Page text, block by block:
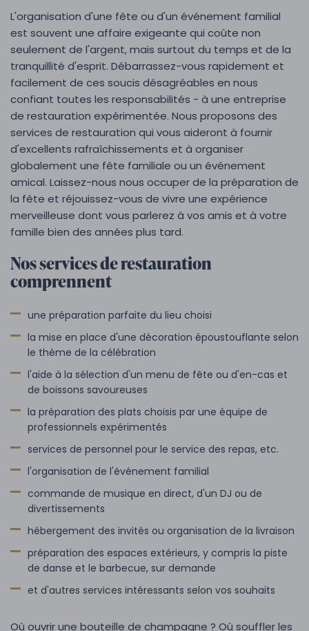
L'organisation d'une fête ou d'un événement familial
est souvent une affaire exigeante qui coûte non
seulement de l'argent, mais surtout du temps et de la
tranquillité d'esprit. Débarrassez-vous rapidement et
facilement de ces soucis désagréables en nous
confiant toutes les responsabilités - à une entreprise
de restauration expérimentée. Nous proposons des
services de restauration qui vous aideront à fournir
d'excellents rafraîchissements et à organiser
globalement une fête familiale ou un événement
amical. Laissez-nous nous occuper de la préparation de
la fête et réjouissez-vous de vivre une expérience
merveilleuse dont vous parlerez à vos amis et à votre
famille bien des années plus tard.
Nos services de restauration
comprennent
une préparation parfaite du lieu choisi
la mise en place d'une décoration époustouflante selon
le thème de la célébration
l'aide à la sélection d'un menu de fête ou d'en-cas et
de boissons savoureuses
la préparation des plats choisis par une équipe de
professionnels expérimentés
services de personnel pour le service des repas, etc.
l'organisation de l'événement familial
commande de musique en direct, d'un DJ ou de
divertissements
hébergement des invités ou organisation de la livraison
préparation des espaces extérieurs, y compris la piste
de danse et le barbecue, sur demande
et d'autres services intéressants selon vos souhaits
Où ouvrir une bouteille de champagne ? Où souffler les